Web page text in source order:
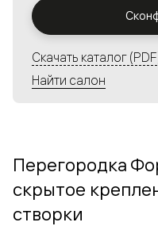
решения в интерьере
Алюминиевые
с алюминиевыми
алюминиевых
со стеновыми
Скачать каталог
Найти салон
Перегородка
скрытое
створки